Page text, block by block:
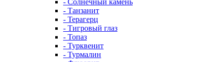
- Солнечный камень
- Танзанит
- Терагерц
- Тигровый глаз
- Топаз
- Турквенит
- Турмалин